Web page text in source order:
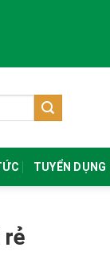
TUYỂN DỤNG
rẻ